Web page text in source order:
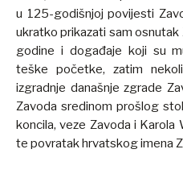
u 125-godišnjoj povijesti
ukratko prikazati sam
godine i događaje koji su
teške početke, zatim
izgradnje današnje zgrade
Zavoda sredinom prošlog
koncila, veze Zavoda i Karola
te povratak hrvatskog imena